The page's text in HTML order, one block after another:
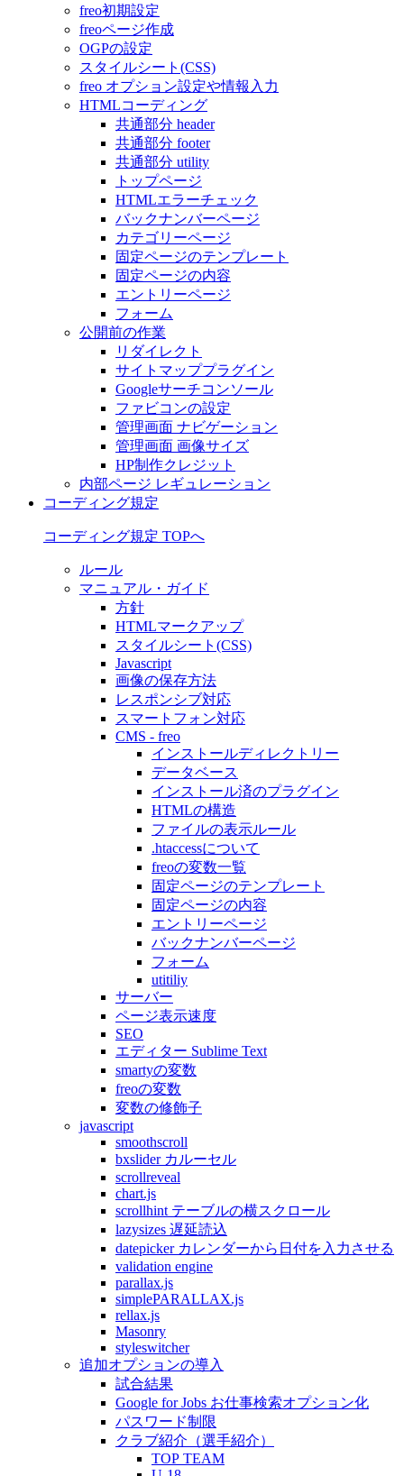
freo初期設定
freoページ作成
OGPの設定
スタイルシート(CSS)
freo オプション設定や情報入力
HTMLコーディング
共通部分 header
共通部分 footer
共通部分 utility
トップページ
HTMLエラーチェック
バックナンバーページ
カテゴリーページ
固定ページのテンプレート
固定ページの内容
エントリーページ
フォーム
公開前の作業
リダイレクト
サイトマッププラグイン
Googleサーチコンソール
ファビコンの設定
管理画面 ナビゲーション
管理画面 画像サイズ
HP制作クレジット
内部ページ レギュレーション
コーディング規定
コーディング規定 TOPへ
ルール
マニュアル・ガイド
方針
HTMLマークアップ
スタイルシート(CSS)
Javascript
画像の保存方法
レスポンシブ対応
スマートフォン対応
CMS - freo
インストールディレクトリー
データベース
インストール済のプラグイン
HTMLの構造
ファイルの表示ルール
.htaccessについて
freoの変数一覧
固定ページのテンプレート
固定ページの内容
エントリーページ
バックナンバーページ
フォーム
utitiliy
サーバー
ページ表示速度
SEO
エディター Sublime Text
smartyの変数
freoの変数
変数の修飾子
javascript
smoothscroll
bxslider カルーセル
scrollreveal
chart.js
scrollhint テーブルの横スクロール
lazysizes 遅延読込
datepicker カレンダーから日付を入力させる
validation engine
parallax.js
simplePARALLAX.js
rellax.js
Masonry
styleswitcher
追加オプションの導入
試合結果
Google for Jobs お仕事検索オプション化
パスワード制限
クラブ紹介（選手紹介）
TOP TEAM